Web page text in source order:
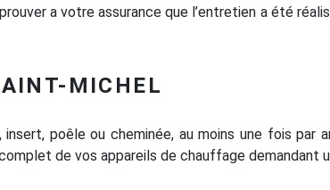
a votre assurance que l’entretien a été
MICHEL
poêle ou cheminée, au moins une fois par
de vos appareils de chauffage demandant